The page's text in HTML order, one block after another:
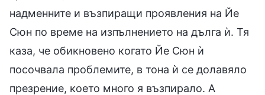
надменните и възпиращи проявления на Йе
Сюн по време на изпълнението на дълга ѝ. Тя
каза, че обикновено когато Йе Сюн ѝ
посочвала проблемите, в тона ѝ се долавяло
презрение, което много я възпирало. А